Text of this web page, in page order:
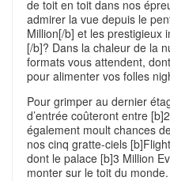
de toit en toit dans nos
admirer la vue depuis le
Million[/b] et les prestigieux
[/b]? Dans la chaleur de la
formats vous attendent,
pour alimenter vos folles
Pour grimper au dernier
d’entrée coûteront entre
également moult chances
nos cinq gratte-ciels
dont le palace [b]3 Million
monter sur le toit du monde.